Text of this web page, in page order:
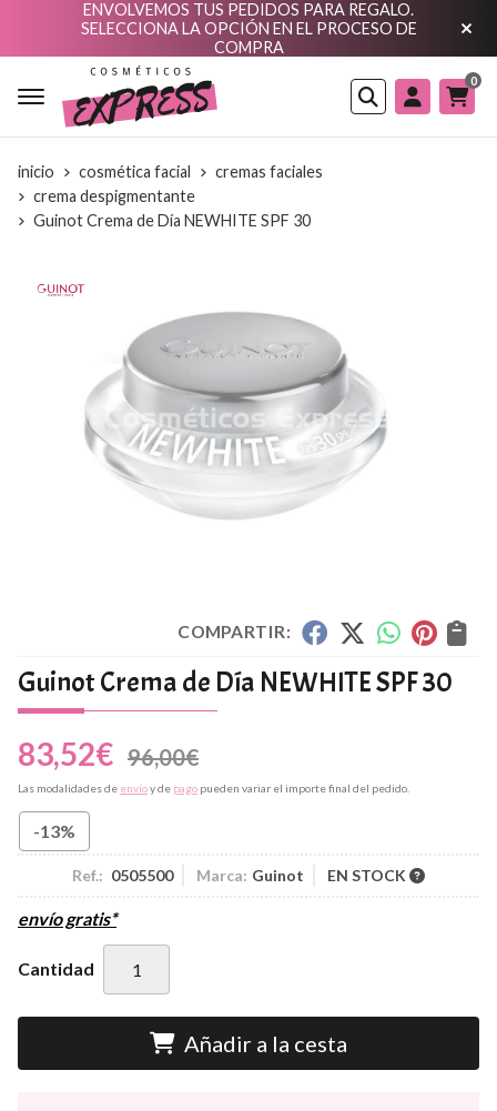
ENVOLVEMOS TUS PEDIDOS PARA REGALO.
SELECCIONA LA OPCIÓN EN EL PROCESO DE
COMPRA
Buscar
0
inicio cosmética facial
cremas faciales
crema despigmentante
Guinot Crema de Día NEWHITE SPF 30
COMPARTIR:
Guinot Crema de Día NEWHITE SPF 30
83,52€ 96,00€
Las modalidades de envíoy de pago pueden variar el importe final del pedido.
-13%
Ref.: 0505500 Marca: Guinot EN STOCK
envío gratis*
Cantidad
Añadir a la cesta